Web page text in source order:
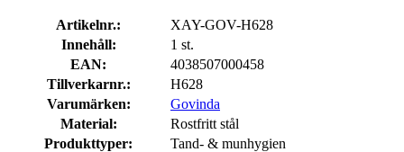
Artikelnr.:
XAY-GOV-H628
Innehåll:
1 st.
EAN:
4038507000458
Tillverkarnr.:
H628
Varumärken:
Govinda
Material:
Rostfritt stål
Produkttyper:
Tand- & munhygien